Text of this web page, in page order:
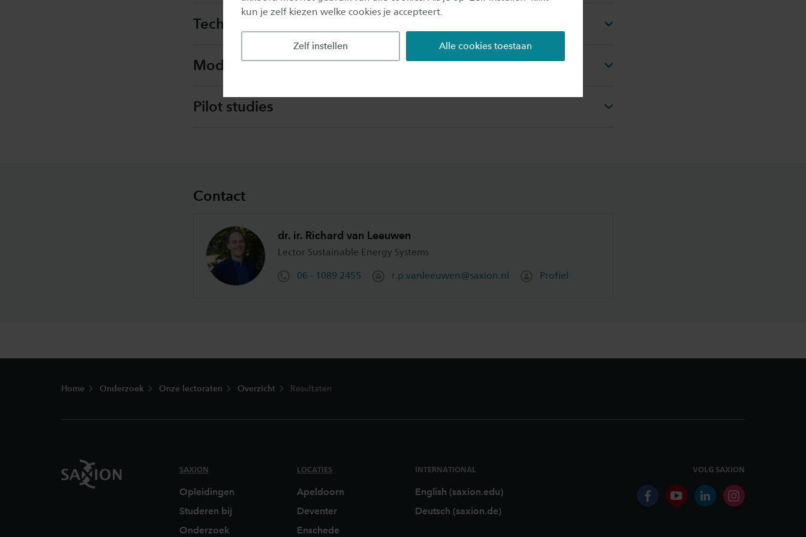
kun je zelf kiezen welke cookies je accepteert.
Zelf instellen Alle cookies toestaan
Techno-economische analyses
Modellen en simulaties
Pilot studies
Contact
dr. ir. Richard van Leeuwen
Lector Sustainable Energy Systems
06 - 1089 2455 r.p.vanleeuwen@saxion.nl Profiel
Home Onderzoek Onze lectoraten Overzicht Resultaten
SAXION
Opleidingen
Studeren bij
Onderzoek
LOCATIES
Apeldoorn
Deventer
Enschede
INTERNATIONAL
English (saxion.edu)
Deutsch (saxion.de)
VOLG SAXION
facebookyoutubelinkedininstagram